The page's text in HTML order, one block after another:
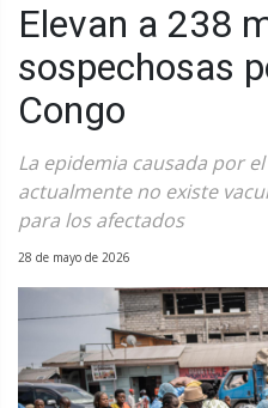
Elevan a 238
sospechosas
Congo
La epidemia causada por
actualmente no existe
para los afectados
28 de mayo de 2026